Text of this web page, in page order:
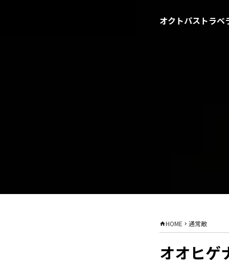
オクトパストラベ
HOME 通常敵
オオヒゲ